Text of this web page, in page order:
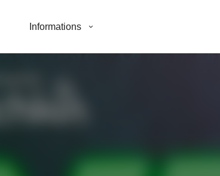
Informations